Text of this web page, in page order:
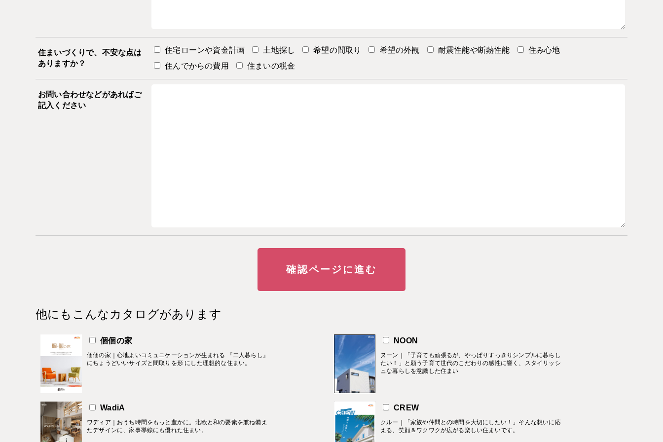
住まいづくりで、不安な点は
ありますか？
住宅ローンや資金計画 土地探し 希望の間取り 希望の外観 耐震性能や断熱性能
住み心地
住んでからの費用
住まいの税金
お問い合わせなどがあればご
記入ください
他にもこんなカタログがあります
個個の家
個個の家｜心地よいコミュニケーションが生まれる 『二人暮らし』
にちょうどいいサイズと間取りを形 にした理想的な住まい。
NOON
ヌーン｜「子育ても頑張るが、やっぱりすっきりシンプルに暮らし
たい！」と願う子育て世代のこだわりの感性に響く、スタイリッシ
ュな暮らしを意識した住まい
WadiA
ワディア｜おうち時間をもっと豊かに。北欧と和の要素を兼ね備え
たデザインに、家事導線にも優れた住まい。
CREW
クルー｜「家族や仲間との時間を大切にしたい！」そんな想いに応
える、笑顔＆ワクワクが広がる楽しい住まいです。